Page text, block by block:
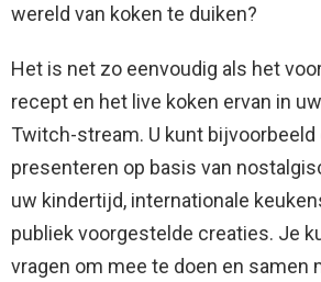
wereld van koken te duiken?
Het is net zo eenvoudig als het
recept en het live koken ervan in
Twitch-stream. U kunt
presenteren op basis van
uw kindertijd, internationale
publiek voorgestelde creaties. Je
vragen om mee te doen en samen